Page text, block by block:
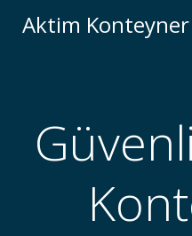
Aktim